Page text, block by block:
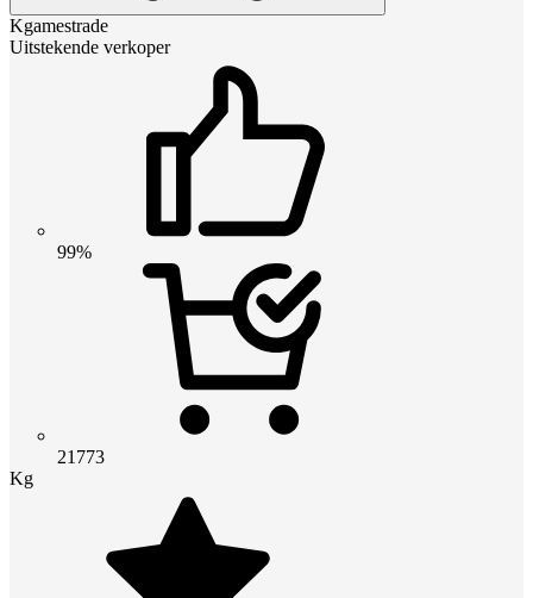
Kgamestrade
Uitstekende verkoper
99%
21773
Kg